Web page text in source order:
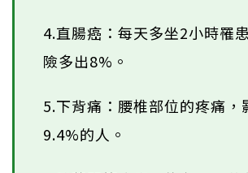
4.直腸癌：每天多坐2小時罹
險多出8%。
5.下背痛：腰椎部位的疼痛，
9.4%的人。